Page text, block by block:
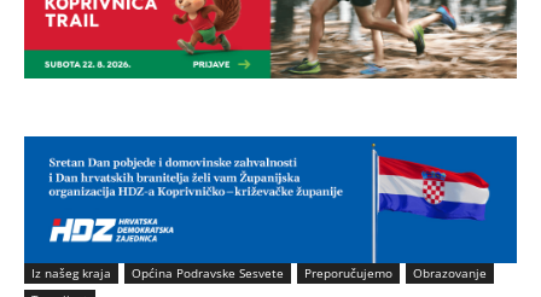
Iz našeg kraja Općina Podravske Sesvete Preporučujemo
Obrazovanje